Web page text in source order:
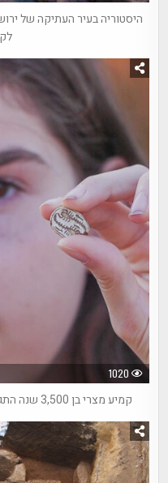
היסטוריה בעיר העתיקה של
1020
קמיע מצרי בן 3,500 שנה התגלה ליד אתר ארכיאולוגי בהוד השרון